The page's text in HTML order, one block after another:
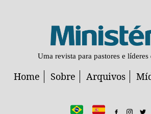
Uma revista para pastores e líderes
Home Sobre Arquivos